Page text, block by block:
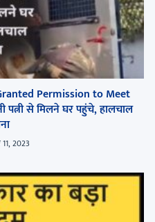
Permission to Meet
पत्नी से मिलने घर पहुंचे, हालचाल
11, 2023